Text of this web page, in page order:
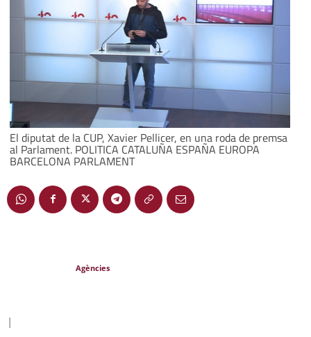
El diputat de la CUP, Xavier Pellicer, en una roda de premsa
al Parlament. POLITICA CATALUÑA ESPAÑA EUROPA
BARCELONA PARLAMENT
Agències
|